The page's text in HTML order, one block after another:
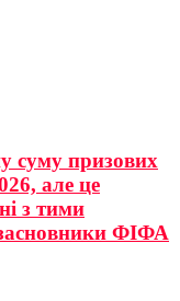
суму призових
але це
з тими
ФІФА